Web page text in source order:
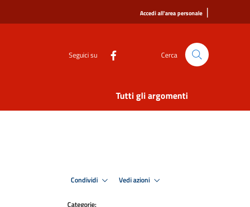
Accedi all'area personale |
Seguici su Cerca
Tutti gli argomenti
Condividi Vedi azioni
Categorie: